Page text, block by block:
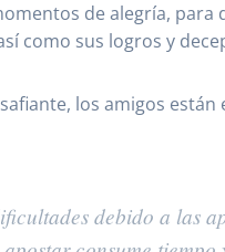
de alegría, para
como sus logros y
los amigos
debido a las